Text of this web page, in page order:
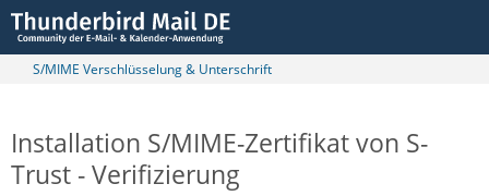
S/MIME Verschlüsselung & Unterschrift
Installation S/MIME-Zertifikat von S-
Trust - Verifizierung